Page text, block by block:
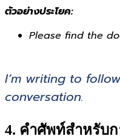
ตัวอย่างประโยค:
Please find the
I’m writing to
conversation.
4. คำศัพท์สำหรับก